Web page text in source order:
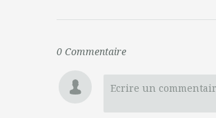
0 Commentaire
Ecrire un